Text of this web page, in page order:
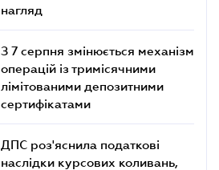
нагляд
З 7 серпня змінюється механізм
операцій із тримісячними
лімітованими депозитними
сертифікатами
ДПС роз'яснила податкові
наслідки курсових коливань,